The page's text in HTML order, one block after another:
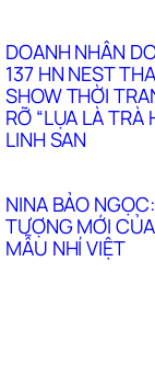
DOANH NHÂN
137 HN NEST
SHOW THỜI
RỠ “LỤA LÀ TRÀ
LINH SAN
NINA BẢO
TƯỢNG MỚI
MẪU NHÍ VIỆT